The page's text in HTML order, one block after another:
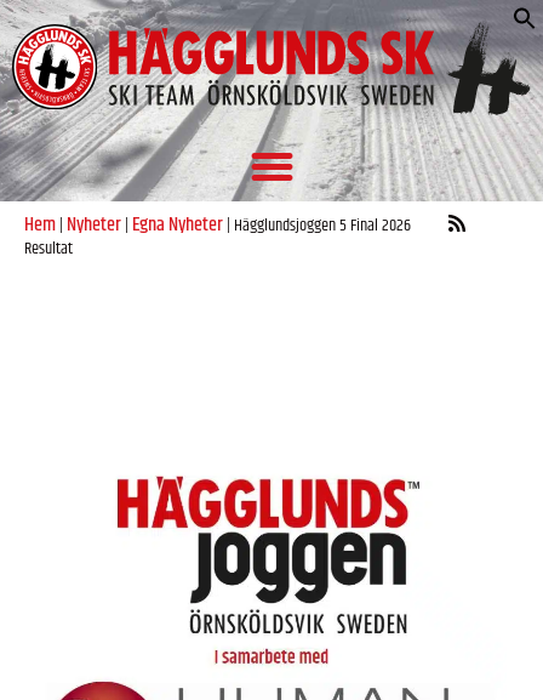
Hem| Nyheter| Egna Nyheter| Hägglundsjoggen 5 Final 2026
Resultat